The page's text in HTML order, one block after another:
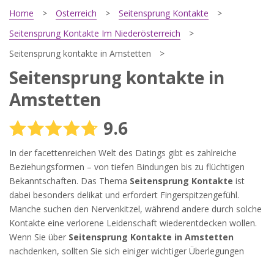
Schritt
Deine E-Mail?
Nutzungsbedingungen und derDatenschutzerklärung
einverstanden. Ich erhalte Informationen und Angebote des
Betreibers per E-Mail, der Zusendung kann ich jederzeit
widersprechen.
JETZT ANMELDEN!
Home Osterreich
Seitensprung Kontakte
Seitensprung Kontakte Im Niederösterreich
Seitensprung kontakte in Amstetten
Seitensprung kontakte in
Amstetten
9.6
In der facettenreichen Welt des Datings gibt es zahlreiche
Beziehungsformen – von tiefen Bindungen bis zu flüchtigen
Bekanntschaften. Das Thema Seitensprung Kontakte ist
dabei besonders delikat und erfordert Fingerspitzengefühl.
Manche suchen den Nervenkitzel, während andere durch solche
Kontakte eine verlorene Leidenschaft wiederentdecken wollen.
Wenn Sie über Seitensprung Kontakte in Amstetten
nachdenken, sollten Sie sich einiger wichtiger Überlegungen